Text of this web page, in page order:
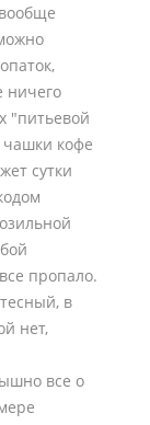
ничего
"питьевой
чашки кофе
сутки
пропало.
в
нет,
все о